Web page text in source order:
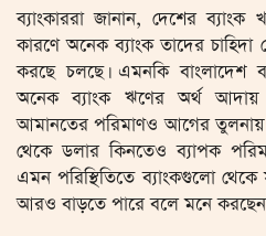
ব্যাংকাররা জানান, দেশের
কারণে অনেক ব্যাংক তাদের
করছে চলছে। এমনকি বাংলাদেশ
অনেক ব্যাংক ঋণের অর্থ আদায়
আমানতের পরিমাণও আগের তুলনায়
থেকে ডলার কিনতেও ব্যাপক
এমন পরিস্থিতিতে ব্যাংকগুলো
আরও বাড়তে পারে বলে মনে করছেন